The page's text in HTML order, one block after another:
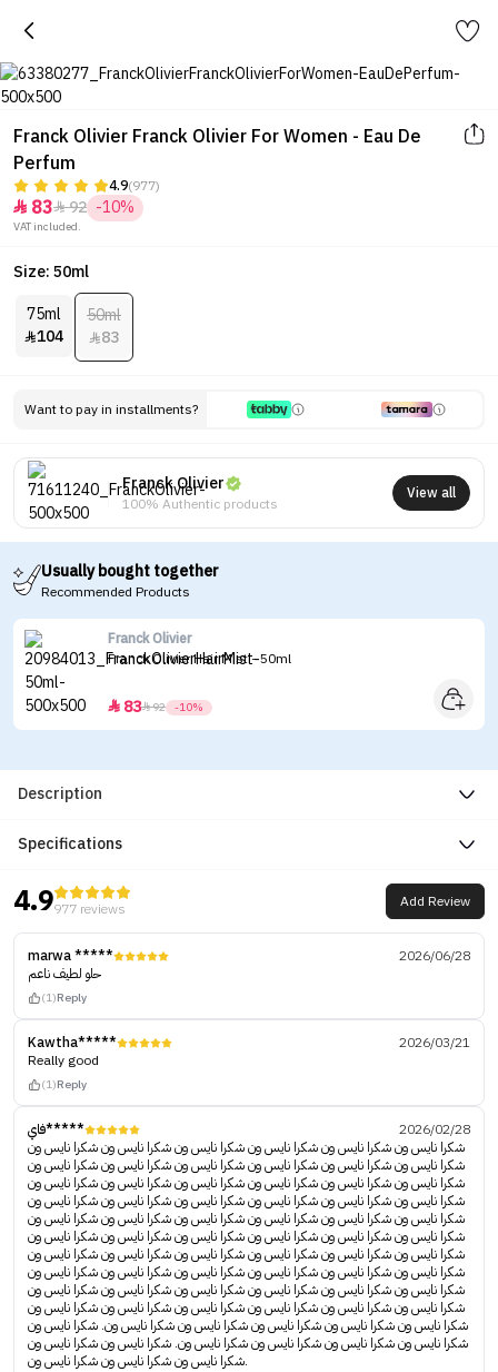
Franck Olivier Franck Olivier For Women - Eau De
Perfum
4.9(977)
 8392 -10%
VAT included.
Size: 50ml
75ml
104
50ml
83
Want to pay in installments?
Franck Olivier
100% Authentic products
View all
Usually bought together
Recommended Products
Franck Olivier
Franck Olivier Hair Mist - 50ml
 8392 -10%
Description
Specifications
4.9977 reviews Add Review
marwa *****
2026/06/28
حلو لطيف ناعم
(1)Reply
Kawtha*****
2026/03/21
Really good
(1)Reply
فاي*****
2026/02/28
شكرا نايس ون شكرا نايس ون شكرا نايس ون شكرا نايس ون شكرا نايس ون شكرا نايس ون
شكرا نايس ون شكرا نايس ون شكرا نايس ون شكرا نايس ون شكرا نايس ون شكرا نايس ون
شكرا نايس ون شكرا نايس ون شكرا نايس ون شكرا نايس ون شكرا نايس ون شكرا نايس ون
شكرا نايس ون شكرا نايس ون شكرا نايس ون شكرا نايس ون شكرا نايس ون شكرا نايس ون
شكرا نايس ون شكرا نايس ون شكرا نايس ون شكرا نايس ون شكرا نايس ون شكرا نايس ون
شكرا نايس ون شكرا نايس ون شكرا نايس ون شكرا نايس ون شكرا نايس ون شكرا نايس ون
شكرا نايس ون شكرا نايس ون شكرا نايس ون شكرا نايس ون شكرا نايس ون شكرا نايس ون
شكرا نايس ون شكرا نايس ون شكرا نايس ون شكرا نايس ون شكرا نايس ون شكرا نايس ون
شكرا نايس ون شكرا نايس ون شكرا نايس ون شكرا نايس ون شكرا نايس ون شكرا نايس ون
شكرا نايس ون شكرا نايس ون شكرا نايس ون شكرا نايس ون شكرا نايس ون شكرا نايس ون
شكرا نايس ون شكرا نايس ون شكرا نايس ون شكرا نايس ون شكرا نايس ون. شكرا نايس ون
شكرا نايس ون شكرا نايس ون شكرا نايس ون شكرا نايس ون. شكرا نايس ون شكرا نايس ون
شكرا نايس ون شكرا نايس ون شكرا نايس ون.